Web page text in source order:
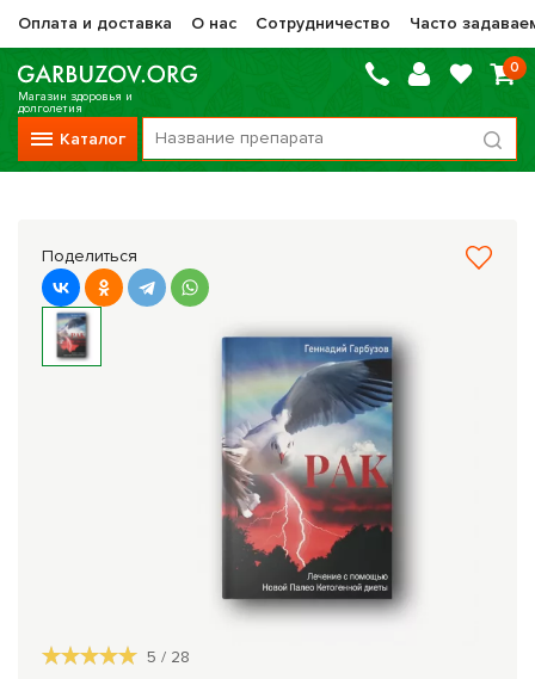
Оплата и доставка О нас Сотрудничество Часто
Магазин здоровья и
долголетия
Каталог
0
Препараты НТК Жизненная Сила
Сашера-Мед
Препараты при онкологии
Прочие фитопрепараты
Травяной чай
Поделиться
5 / 28